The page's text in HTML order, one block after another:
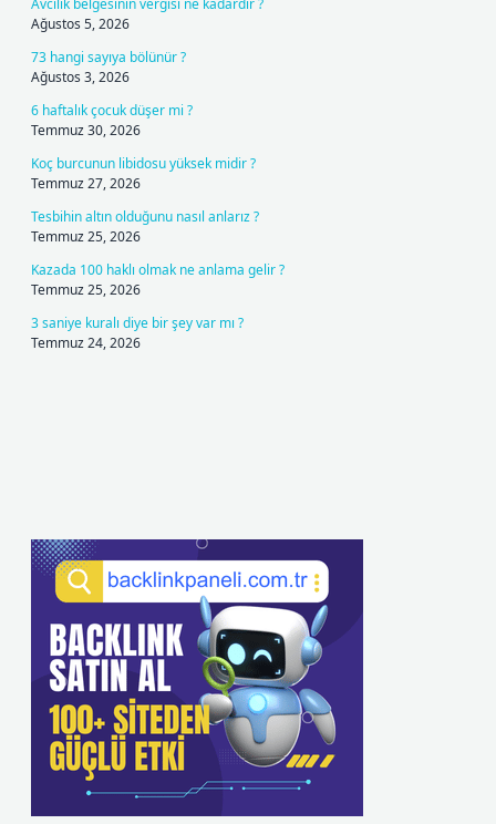
Avcılık belgesinin vergisi ne kadardır ?
Ağustos 5, 2026
73 hangi sayıya bölünür ?
Ağustos 3, 2026
6 haftalık çocuk düşer mi ?
Temmuz 30, 2026
Koç burcunun libidosu yüksek midir ?
Temmuz 27, 2026
Tesbihin altın olduğunu nasıl anlarız ?
Temmuz 25, 2026
Kazada 100 haklı olmak ne anlama gelir ?
Temmuz 25, 2026
3 saniye kuralı diye bir şey var mı ?
Temmuz 24, 2026